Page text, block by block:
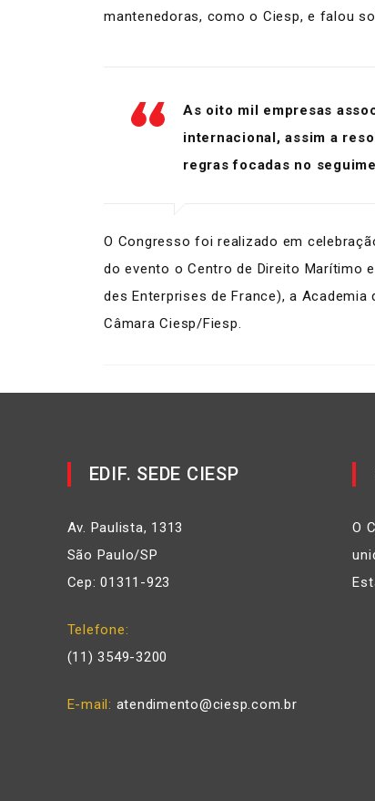
mantenedoras, como o Ciesp, e falou
As oito mil empresas
internacional, assim a
regras focadas no
O Congresso foi realizado em
do evento o Centro de Direito Marítimo
des Enterprises de France), a
Câmara Ciesp/Fiesp.
EDIF. SEDE CIESP
Av. Paulista, 1313
São Paulo/SP
Cep: 01311-923
Telefone
(11) 3549-3200
E-mail atendimento@ciesp.com.br
O